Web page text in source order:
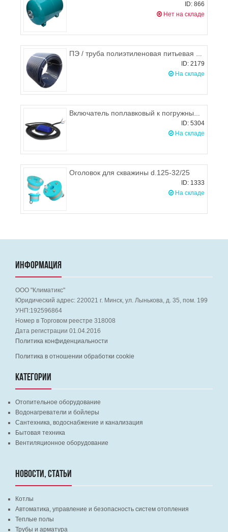
ID: 866
Нет на складе
ПЭ / труба полиэтиленовая питьевая d.40х2,0 черная с синей полосой, РБ
ID: 2179
На складе
Включатель поплавковый к погружным насосам Omnigena (5 м.п.)
ID: 5304
На складе
Оголовок для скважины d.125-32/25
ID: 1333
На складе
ИНФОРМАЦИЯ
ООО "Климатикс"
Юридический адрес: 220021 г. Минск, ул. Лынькова, д. 35, пом. 199
УНП:192596864
Номер в Торговом реестре 318008
Дата регистрации 01.04.2016
Политика конфиденциальности
Политика в отношении обработки cookie
КАТЕГОРИИ
Отопительное оборудование
Водонагреватели и бойлеры
Сантехника, водоснабжение и канализация
Бытовая техника
Вентиляционное оборудование
НОВОСТИ, СТАТЬИ
Котлы
Автоматика, управление и безопасность систем отопления
Теплые полы
Трубы и арматура